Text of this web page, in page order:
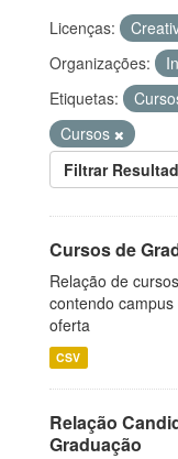
Licenças:
Organizações:
Etiquetas:
Cursos
Filtrar
Cursos de
Relação de
contendo
oferta
CSV
Relação
Graduação